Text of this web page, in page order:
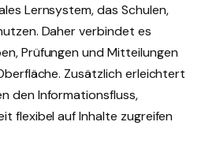
Lernsystem, das Schulen,
Daher verbindet es
Prüfungen und Mitteilungen
Zusätzlich erleichtert
den Informationsfluss,
flexibel auf Inhalte zugreifen